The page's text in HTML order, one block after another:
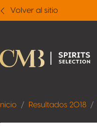
Volver al sitio
Inicio Resultados 2018